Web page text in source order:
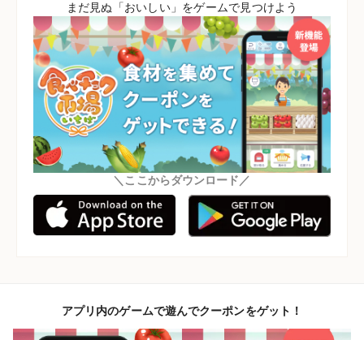
まだ見ぬ「おいしい」をゲームで見つけよう
＼ここからダウンロード／
アプリ内のゲームで遊んでクーポンをゲット！